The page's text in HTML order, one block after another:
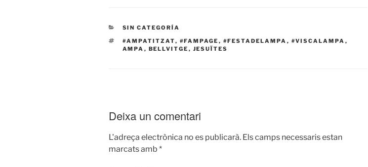
CATEGORIES
SIN CATEGORÍA
ETIQUETES
#AMPATITZAT, #FAMPAGE , #FESTADELAMPA , #VISCALAMPA ,
AMPA , BELLVITGE , JESUÏTES
Deixa un comentari
L'adreça electrònica no es publicarà. Els camps necessaris estan
marcats amb *